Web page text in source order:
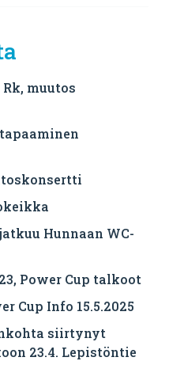
muutos
Hunnaan WC-
Power Cup talkoot
Cup Info 15.5.2025
siirtynyt
23.4. Lepistöntie